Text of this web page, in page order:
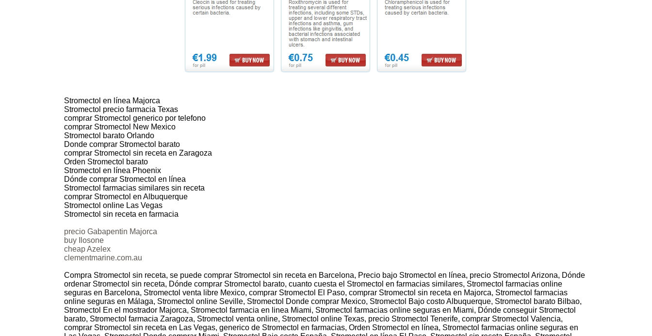
Stromectol en línea Majorca
Stromectol precio farmacia Texas
comprar Stromectol generico por telefono
comprar Stromectol New Mexico
Stromectol barato Orlando
Donde comprar Stromectol barato
comprar Stromectol sin receta en Zaragoza
Orden Stromectol barato
Stromectol en línea Phoenix
Dónde comprar Stromectol en línea
Stromectol farmacias similares sin receta
comprar Stromectol en Albuquerque
Stromectol online Las Vegas
Stromectol sin receta en farmacia
precio Gabapentin Majorca
buy Ilosone
cheap Azelex
clementmarine.com.au
Compra Stromectol sin receta, se puede comprar Stromectol sin receta en Barcelona, Precio bajo Stromectol en línea, precio Stromectol Arizona, Dónde
ordenar Stromectol sin receta, Dónde comprar Stromectol barato, cuanto cuesta el Stromectol en farmacias similares, Stromectol farmacias online
seguras en Barcelona, Stromectol venta libre Mexico, comprar Stromectol El Paso, comprar Stromectol sin receta en Majorca, Stromectol farmacias
online seguras en Málaga, Stromectol online Seville, Stromectol Donde comprar Mexico, Stromectol Bajo costo Albuquerque, Stromectol barato Bilbao,
Stromectol En el mostrador Majorca, Stromectol farmacia en linea Miami, Stromectol farmacias online seguras en Miami, Dónde conseguir Stromectol
barato, Stromectol farmacia Zaragoza, Stromectol venta online, Stromectol online Texas, precio Stromectol Tenerife, comprar Stromectol Valencia,
comprar Stromectol sin receta en Las Vegas, generico de Stromectol en farmacias, Orden Stromectol en línea, Stromectol farmacias online seguras en